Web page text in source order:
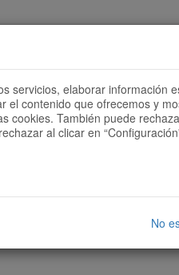
ser colaborador?
servicios, elaborar información
contenido que ofrecemos y
cookies. También puede
al clicar en
No